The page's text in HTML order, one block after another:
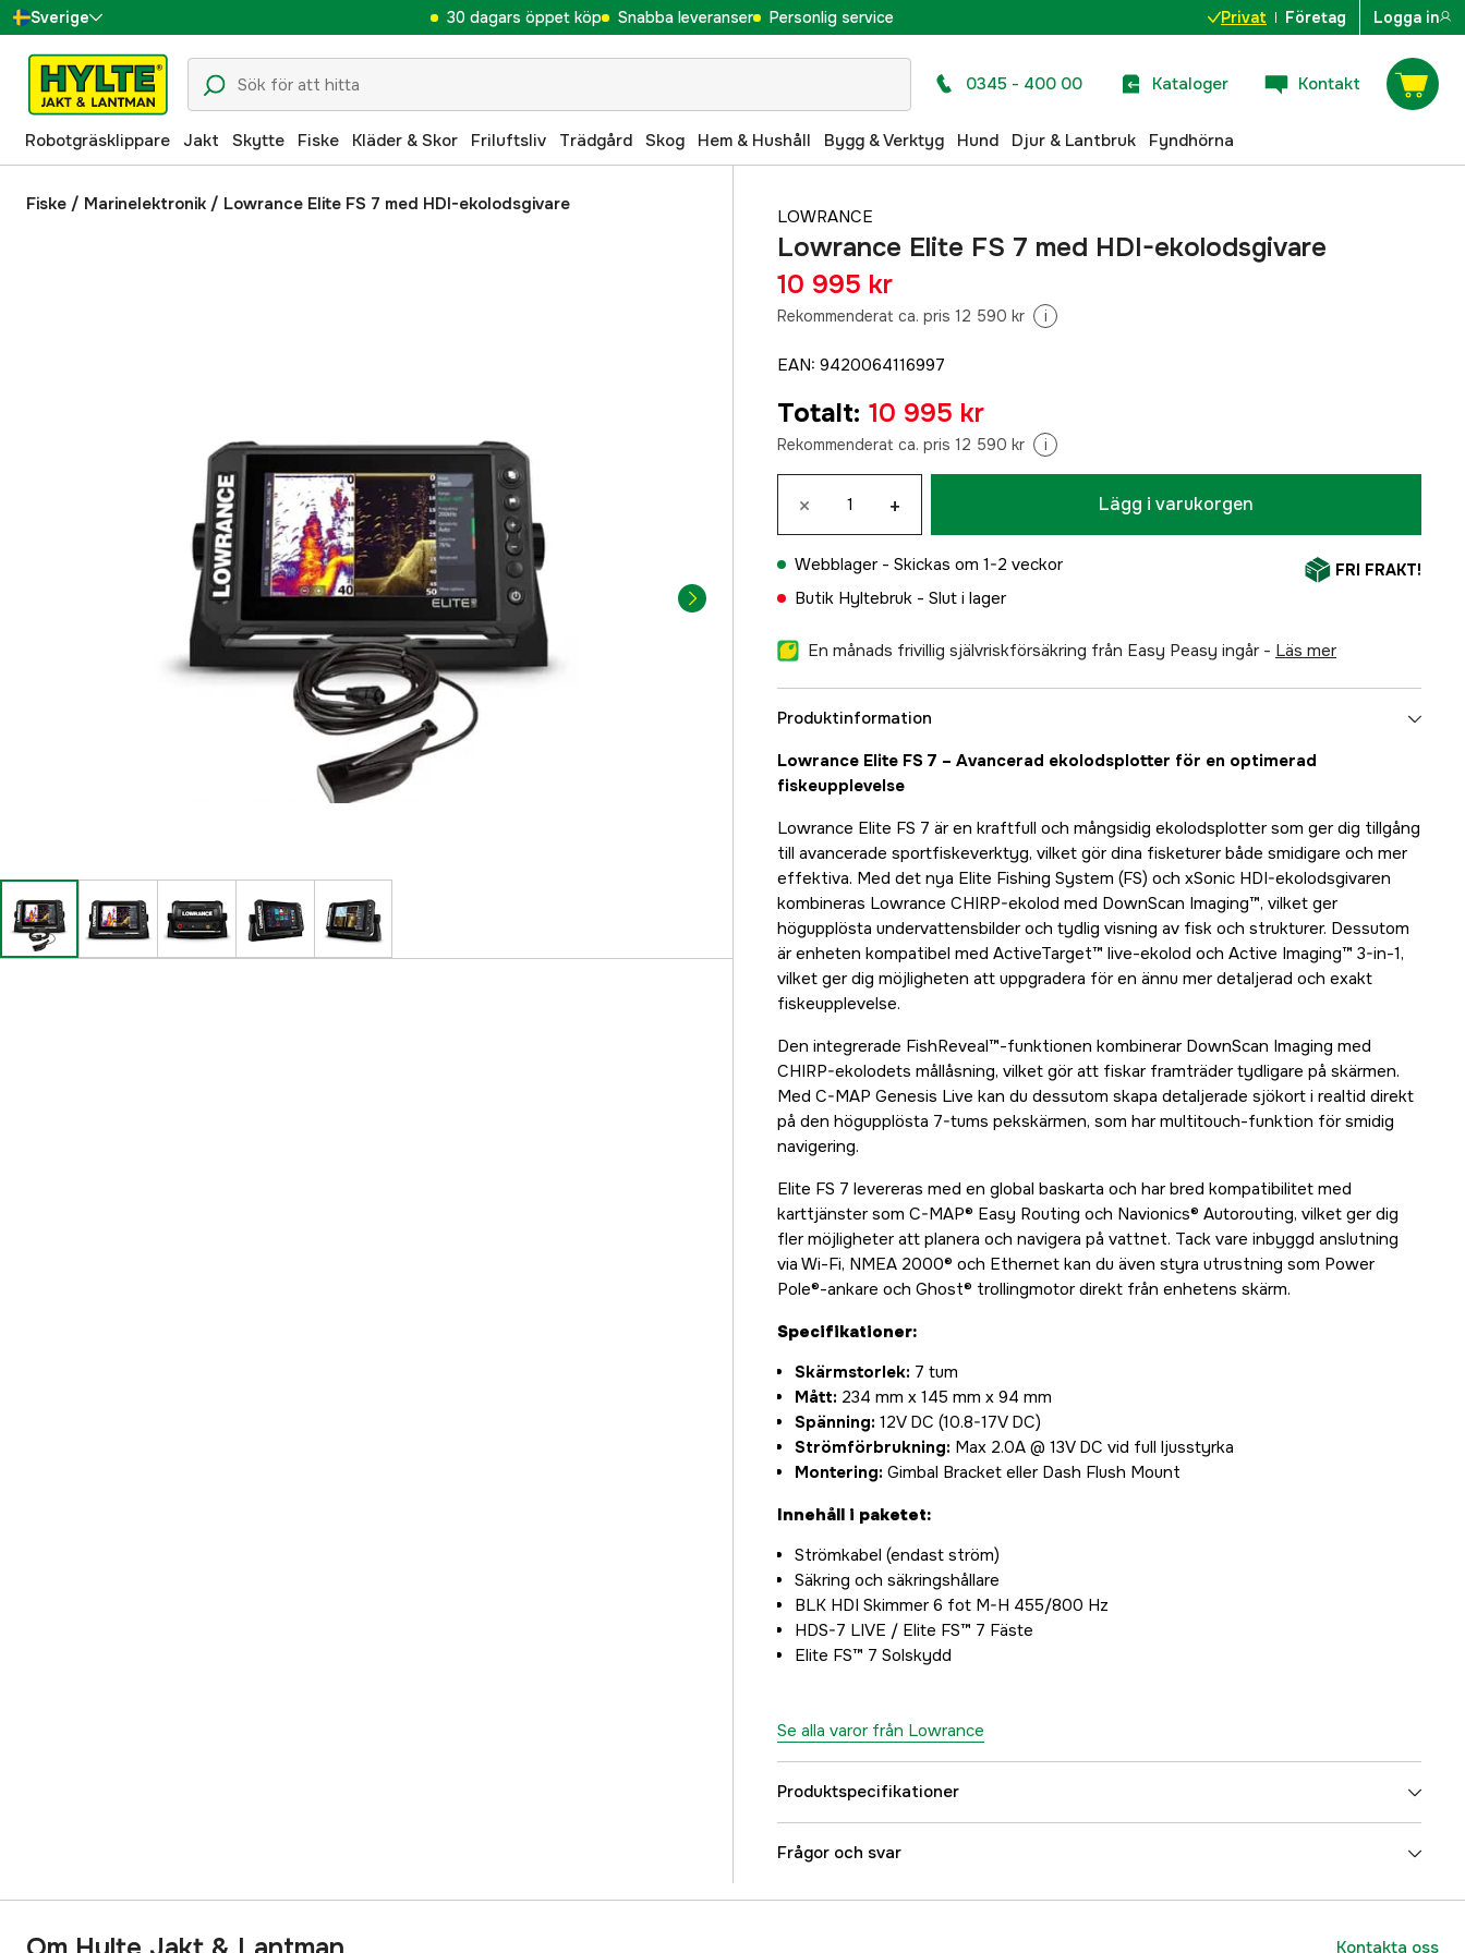
Sverige
Danmark
Suomi
Norge
Deutschland
30 dagars öppet köp Snabba leveranser Personlig service Privat Företag Logga in
0345 - 400 00 Kataloger Kontakt
Robotgräsklippare Jakt Skytte Fiske Kläder & Skor Friluftsliv Trädgård Skog Hem & Hushåll Bygg & Verktyg Hund Djur & Lantbruk Fyndhörna
Fiske / Marinelektronik / Lowrance Elite FS 7 med HDI-ekolodsgivare
LOWRANCE
Lowrance Elite FS 7 med HDI-ekolodsgivare
10 995 kr
Rekommenderat ca. pris 12 590 kr i
EAN: 9420064116997
Totalt: 10 995 kr
Rekommenderat ca. pris 12 590 kr i
× + Lägg i varukorgen
Webblager - Skickas om 1-2 veckor
Butik Hyltebruk - Slut i lager
FRI FRAKT!
En månads frivillig självriskförsäkring från Easy Peasy ingår - läs mer
Produktinformation
Lowrance Elite FS 7 – Avancerad ekolodsplotter för en optimerad
fiskeupplevelse
Lowrance Elite FS 7 är en kraftfull och mångsidig ekolodsplotter som ger dig tillgång
till avancerade sportfiskeverktyg, vilket gör dina fisketurer både smidigare och mer
effektiva. Med det nya Elite Fishing System (FS) och xSonic HDI-ekolodsgivaren
kombineras Lowrance CHIRP-ekolod med DownScan Imaging™, vilket ger
högupplösta undervattensbilder och tydlig visning av fisk och strukturer. Dessutom
är enheten kompatibel med ActiveTarget™ live-ekolod och Active Imaging™ 3-in-1,
vilket ger dig möjligheten att uppgradera för en ännu mer detaljerad och exakt
fiskeupplevelse.
Den integrerade FishReveal™-funktionen kombinerar DownScan Imaging med
CHIRP-ekolodets mållåsning, vilket gör att fiskar framträder tydligare på skärmen.
Med C-MAP Genesis Live kan du dessutom skapa detaljerade sjökort i realtid direkt
på den högupplösta 7-tums pekskärmen, som har multitouch-funktion för smidig
navigering.
Elite FS 7 levereras med en global baskarta och har bred kompatibilitet med
karttjänster som C-MAP® Easy Routing och Navionics® Autorouting, vilket ger dig
fler möjligheter att planera och navigera på vattnet. Tack vare inbyggd anslutning
via Wi-Fi, NMEA 2000® och Ethernet kan du även styra utrustning som Power
Pole®-ankare och Ghost® trollingmotor direkt från enhetens skärm.
Specifikationer:
Skärmstorlek: 7 tum
Mått: 234 mm x 145 mm x 94 mm
Spänning: 12V DC (10.8-17V DC)
Strömförbrukning: Max 2.0A @ 13V DC vid full ljusstyrka
Montering: Gimbal Bracket eller Dash Flush Mount
Innehåll i paketet:
Strömkabel (endast ström)
Säkring och säkringshållare
BLK HDI Skimmer 6 fot M-H 455/800 Hz
HDS-7 LIVE / Elite FS™ 7 Fäste
Elite FS™ 7 Solskydd
Se alla varor från Lowrance
Produktspecifikationer
Referensnummer
Tillverkarens artikelnummer 000-15697-001
Frågor och svar
Kontakta oss